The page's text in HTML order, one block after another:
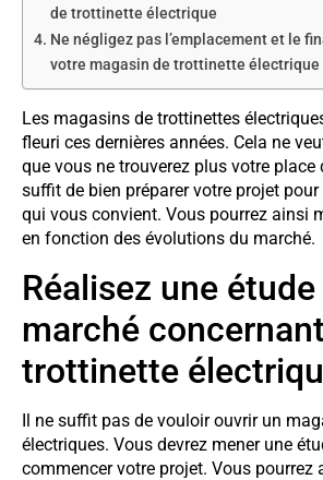
de trottinette électrique
Ne négligez pas l’emplacement et le
votre magasin de trottinette électrique
Les magasins de trottinettes
fleuri ces dernières années. Cela ne
que vous ne trouverez plus votre place
suffit de bien préparer votre projet
qui vous convient. Vous pourrez ainsi
en fonction des évolutions du marché.
Réalisez une
marché
trottinette
Il ne suffit pas de vouloir ouvrir un
électriques. Vous devrez mener une
commencer votre projet. Vous pourrez